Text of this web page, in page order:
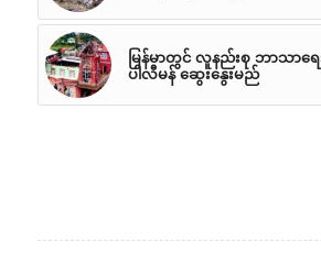
မြန်မာတွင် လူနည်းစု ဘာသာရေ
ပါလီမန် ဆွေးနွေးမည်